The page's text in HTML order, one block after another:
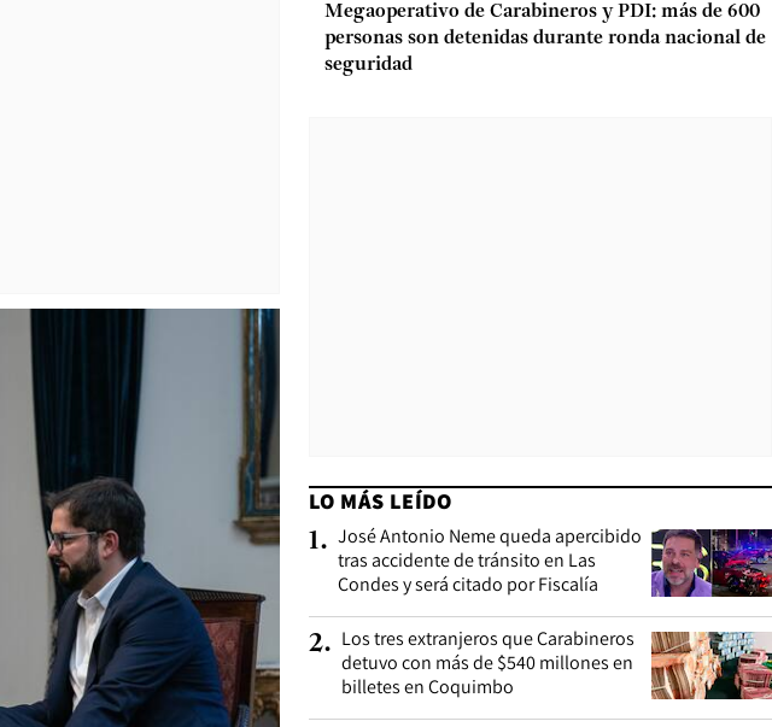
Megaoperativo de Carabineros y PDI: más de 600
personas son detenidas durante ronda nacional de
seguridad
LO MÁS LEÍDO
1. José Antonio Neme queda apercibido
tras accidente de tránsito en Las
Condes y será citado por Fiscalía
2. Los tres extranjeros que Carabineros
detuvo con más de $540 millones en
billetes en Coquimbo